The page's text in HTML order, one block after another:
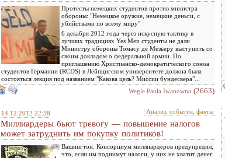
Протесты немецких студентов против министра
обороны: "Немецкое оружие, немецкие деньги, с
убийствами по всему миру"
6 декабря 2012 года через искусную тактику в
лучших традициях Yes Men студенты не дали
Министру обороны Томасу де Мезьеру выступить со
своим докладом о федеральной армии. По
приглашению Христианско-демократического союза
студентов Германии (RCDS) в Лейпцигском университете должна была
состояться лекция под названием "Какова цель? Миссии бундесвера"...
Wegle Paula Iwanowna (2663)
14.12.2012 22:38 Анализ, события, факты
Миллиардеры бьют тревогу — повышение налогов
может затруднить им покупку политиков!
Вашингтон. Консорциум миллиардеров предупредил,
что, если им поднимут налоги, у них не хватит денег